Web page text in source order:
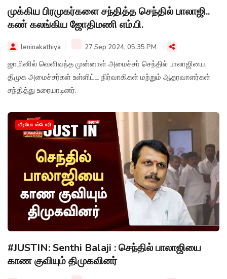
முக்கிய பிரமுகர்களை சந்தித்த செந்தில் பாலாஜி..
கண் கலங்கிய ஜோதிமணி எம்.பி.
leninakathiya 27 Sep 2024, 05:35 PM
ஜாமினில் வெளிவந்த முன்னாள் அமைச்சர் செந்தில் பாலாஜியை,
திமுக அமைச்சர்கள் உள்ளிட்ட நிர்வாகிகள் மற்றும் ஆதரவாளர்கள்
சந்தித்து உரையாடினர்.
வீடியோ ஸ்டோரி
#JUSTIN: Senthi Balaji : செந்தில் பாலாஜியை
காண குவியும் திமுகவினர்